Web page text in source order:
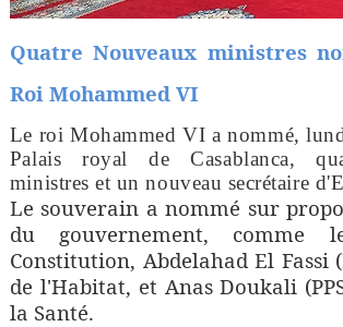
Quatre Nouveaux ministres
Roi Mohammed VI
Le roi Mohammed VI a nommé,
Palais royal de Casablanca,
ministres et un nouveau secrétaire
Le souverain a nommé sur
du gouvernement, comme
Constitution, Abdelahad El Fassi
de l'Habitat, et Anas Doukali
la Santé.